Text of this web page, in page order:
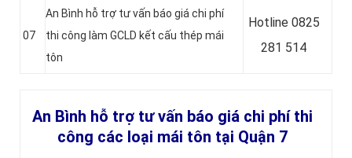
07
An Bình hỗ trợ tư vấn báo giá chi phí
thi công làm GCLD kết cấu thép mái
tôn
Hotline 0825
281 514
An Bình hỗ trợ tư vấn báo giá chi phí thi
công các loại mái tôn tại Quận 7